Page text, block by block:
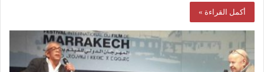
أكمل القراءة »